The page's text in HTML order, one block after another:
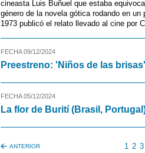
cineasta Luis Buñuel que estaba
género de la novela gótica rodando en
1973 publicó el relato llevado al cine por
FECHA 09/12/2024
Preestreno: 'Niños de las
FECHA 05/12/2024
La flor de Burití (Brasil,
ANTERIOR 1 2 3